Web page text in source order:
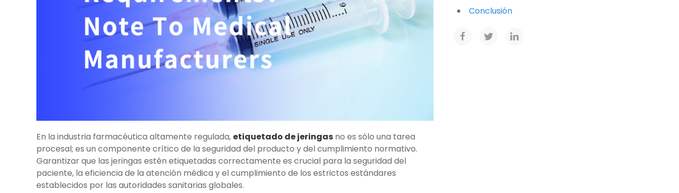
En la industria farmacéutica altamente regulada, etiquetado de jeringas no es sólo una tarea
procesal; es un componente crítico de la seguridad del producto y del cumplimiento normativo.
Garantizar que las jeringas estén etiquetadas correctamente es crucial para la seguridad del
paciente, la eficiencia de la atención médica y el cumplimiento de los estrictos estándares
establecidos por las autoridades sanitarias globales.
Conclusión